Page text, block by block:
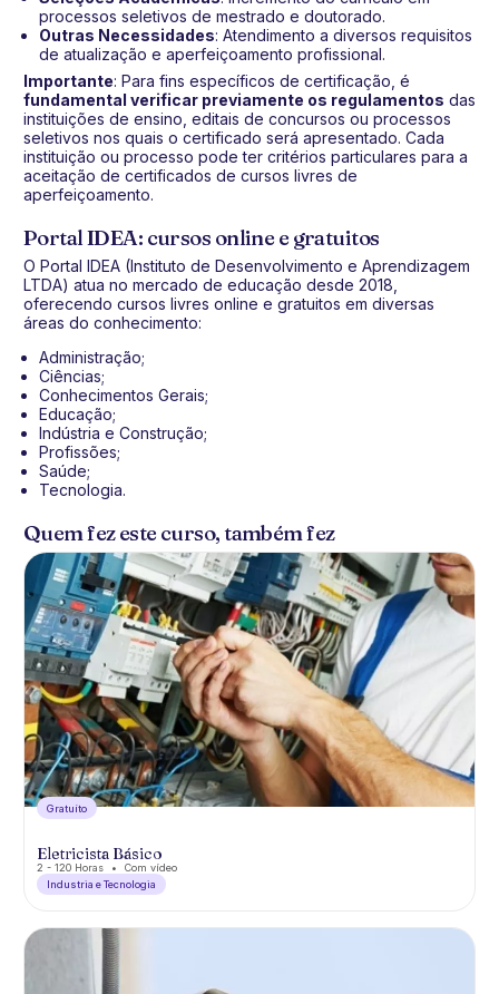
processos seletivos de mestrado e doutorado.
Outras Necessidades: Atendimento a diversos requisitos
de atualização e aperfeiçoamento profissional.
Importante: Para fins específicos de certificação, é
fundamental verificar previamente os regulamentos das
instituições de ensino, editais de concursos ou processos
seletivos nos quais o certificado será apresentado. Cada
instituição ou processo pode ter critérios particulares para a
aceitação de certificados de cursos livres de
aperfeiçoamento.
Portal IDEA: cursos online e gratuitos
O Portal IDEA (Instituto de Desenvolvimento e Aprendizagem
LTDA) atua no mercado de educação desde 2018,
oferecendo cursos livres online e gratuitos em diversas
áreas do conhecimento:
Administração;
Ciências;
Conhecimentos Gerais;
Educação;
Indústria e Construção;
Profissões;
Saúde;
Tecnologia.
Quem fez este curso, também fez
Gratuíto
Eletricista Básico
2 - 120 Horas
Com vídeo
Industria e Tecnologia